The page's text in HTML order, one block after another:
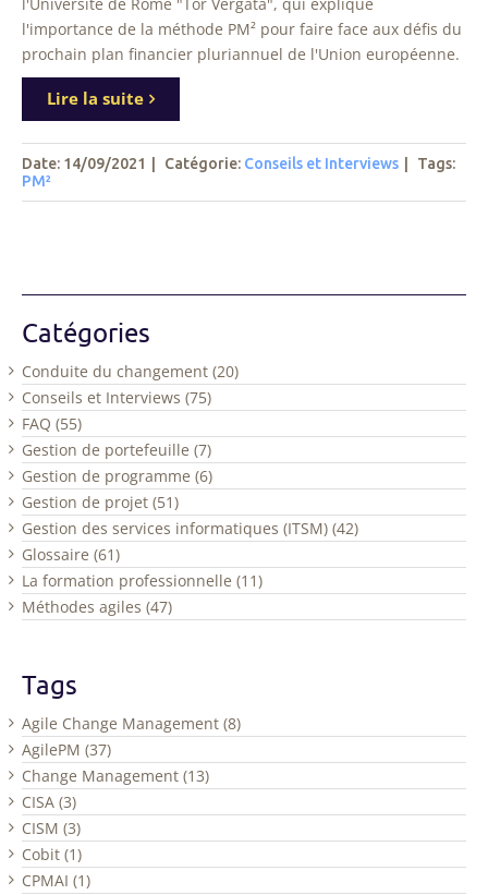
l'importance de la méthode PM² pour faire face aux défis du
prochain plan financier pluriannuel de l'Union européenne.
Lire la suite
Date: 14/09/2021 Catégorie: Conseils et Interviews Tags:
PM²
Catégories
Conduite du changement (20)
Conseils et Interviews (75)
FAQ (55)
Gestion de portefeuille (7)
Gestion de programme (6)
Gestion de projet (51)
Gestion des services informatiques (ITSM) (42)
Glossaire (61)
La formation professionnelle (11)
Méthodes agiles (47)
Tags
Agile Change Management (8)
AgilePM (37)
Change Management (13)
CISA (3)
CISM (3)
Cobit (1)
CPMAI (1)